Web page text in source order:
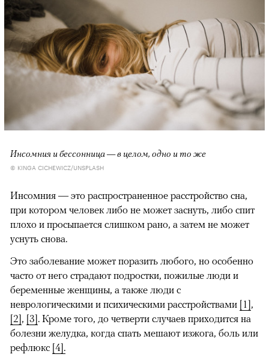
00:00 / 00:00
Инсомния и бессонница — в целом, одно и то же
© KINGA CICHEWICZ/UNSPLASH
Инсомния — это распространенное расстройство сна,
при котором человек либо не может заснуть, либо спит
плохо и просыпается слишком рано, а затем не может
уснуть снова.
Это заболевание может поразить любого, но особенно
часто от него страдают подростки, пожилые люди и
беременные женщины, а также люди с
неврологическими и психическими расстройствами [1],
[2], [3]. Кроме того, до четверти случаев приходится на
болезни желудка, когда спать мешают изжога, боль или
рефлюкс [4].